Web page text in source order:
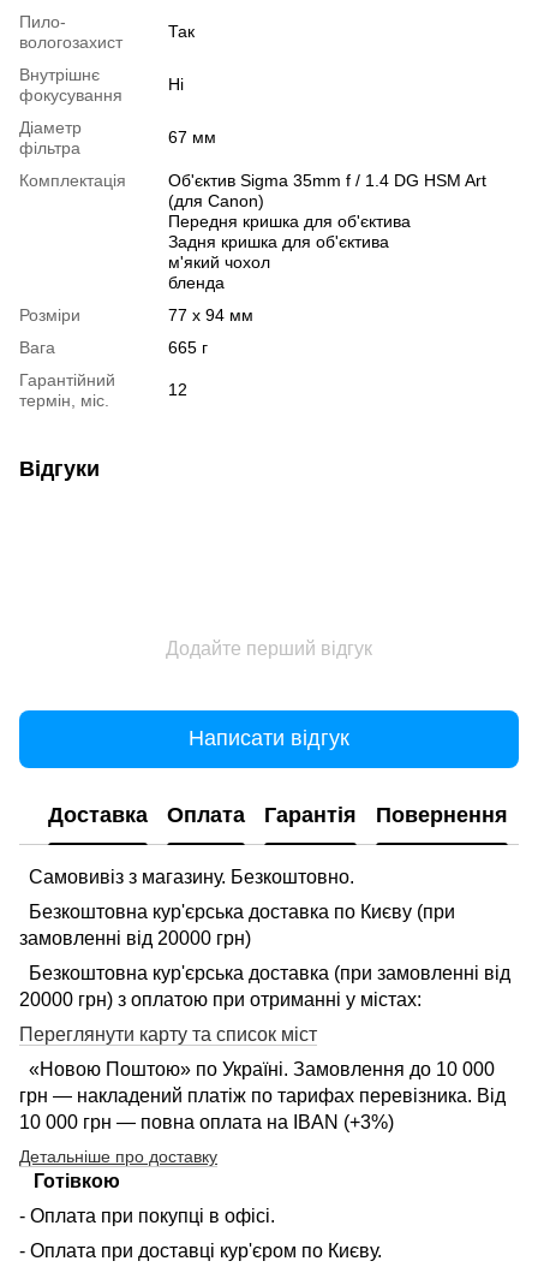
Пило-
вологозахист
Так
Внутрішнє
фокусування
Ні
Діаметр
фільтра
67 мм
Комплектація
Об'єктив Sigma 35mm f / 1.4 DG HSM Art
(для Canon)
Передня кришка для об'єктива
Задня кришка для об'єктива
м'який чохол
бленда
Розміри
77 x 94 мм
Вага
665 г
Гарантійний
термін, міс.
12
Відгуки
Додайте перший відгук
Написати відгук
Доставка Оплата Гарантія Повернення
Самовивіз з магазину. Безкоштовно.
Безкоштовна кур'єрська доставка по Києву (при
замовленні від 20000 грн)
Безкоштовна кур'єрська доставка (при замовленні від
20000 грн) з оплатою при отриманні у містах:
Переглянути карту та список міст
«Новою Поштою» по Україні. Замовлення до 10 000
грн — накладений платіж по тарифах перевізника. Від
10 000 грн — повна оплата на IBAN (+3%)
Детальніше про доставку
Готівкою
- Оплата при покупці в офісі.
- Оплата при доставці кур'єром по Києву.